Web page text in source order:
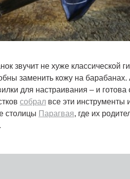
звучит не хуже классической
заменить кожу на
для настраивания – и
собрал все эти инструменты
столицы Парагвая, где их
.